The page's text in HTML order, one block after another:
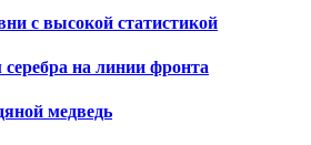
с высокой статистикой
на линии фронта
медведь